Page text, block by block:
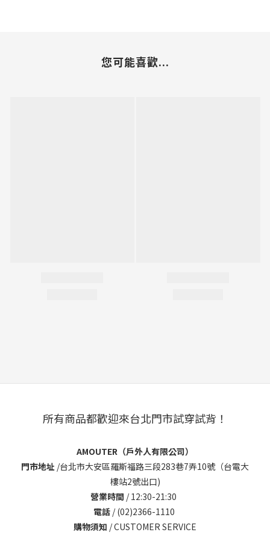
您可能喜歡...
所有商品都歡迎來台北門市試穿試背！
AMOUTER（戶外人有限公司）
門市地址 /台北市大安區羅斯福路三段283巷7弄10號（台電大
樓站2號出口)
營業時間 / 12:30-21:30
電話 / (02)2366-1110
購物須知 /CUSTOMER SERVICE